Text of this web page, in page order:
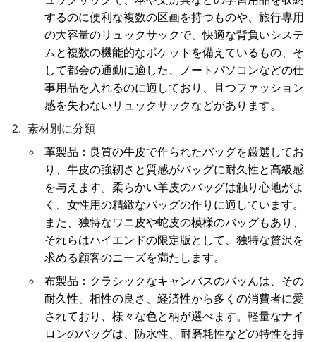
するのに便利な複数の区画を持つものや、旅行専用
の大容量のリュックサックで、快適な背負いシステ
ムと複数の機能的なポケットを備えているもの、そ
して都会の通勤に適した、ノートパソコンなどの仕
事用品を入れるのに適しており、且つファッション
感を失わないリュックサックなどがあります。
素材別に分類
革製品 ：良質の牛皮で作られたバッグを厳選してお
り、牛皮の強靭さと質感がバッグに耐久性と高級感
を与えます。柔らかい羊皮のバッグは触り心地がよ
く、女性用の精緻なバッグの作りに適しています。
また、独特なワニ皮や蛇皮の模様のバッグもあり、
それらはハイエンドの限定版として、独特な贅沢を
求める顧客のニーズを満たします。
布製品 ：クラシックなキャンバスのバッんは、その
耐久性、相性の良さ、経済性から多くの消費者に愛
されており、様々な色と柄が選べます。軽量なナイ
ロンのバッグは、防水性、耐磨耗性などの特性を持